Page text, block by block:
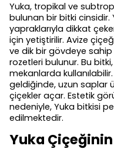
Yuka, tropikal ve
bulunan bir bitki cinsidir.
yapraklarıyla dikkat
için yetiştirilir. Avize
ve dik bir gövdeye sahip
rozetleri bulunur. Bu
mekanlarda
geldiğinde, uzun saplar
çiçekler açar. Estetik
nedeniyle, Yuka bitkisi
edilmektedir.
Yuka